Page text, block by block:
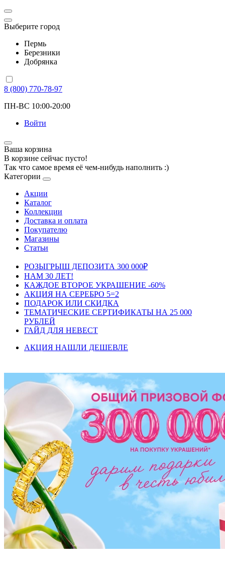
Выберите город
Пермь
Березники
Добрянка
8 (800) 770-78-97
ПН-ВС 10:00-20:00
Войти
Ваша корзина
В корзине сейчас пусто!
Так что самое время её чем-нибудь наполнить :)
Категории
Акции
Каталог
Коллекции
Доставка и оплата
Покупателю
Магазины
Статьи
РОЗЫГРЫШ ДЕПОЗИТА 300 000₽
НАМ 30 ЛЕТ!
КАЖДОЕ ВТОРОЕ УКРАШЕНИЕ -60%
АКЦИЯ НА СЕРЕБРО 5=2
ПОДАРОК ИЛИ СКИДКА
ТЕМАТИЧЕСКИЕ СЕРТИФИКАТЫ НА 25 000
РУБЛЕЙ
ГАЙД ДЛЯ НЕВЕСТ
АКЦИЯ НАШЛИ ДЕШЕВЛЕ